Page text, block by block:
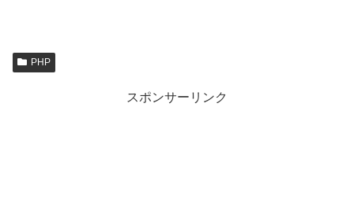
PHP
スポンサーリンク